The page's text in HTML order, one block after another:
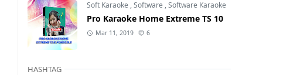
Soft Karaoke ,Software ,Software Karaoke
Pro Karaoke Home Extreme TS 10
Mar 11, 2019 6
HASHTAG